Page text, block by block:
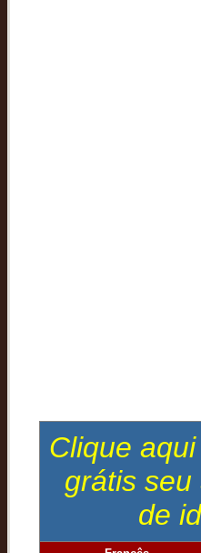
Clique
grátis seu
de